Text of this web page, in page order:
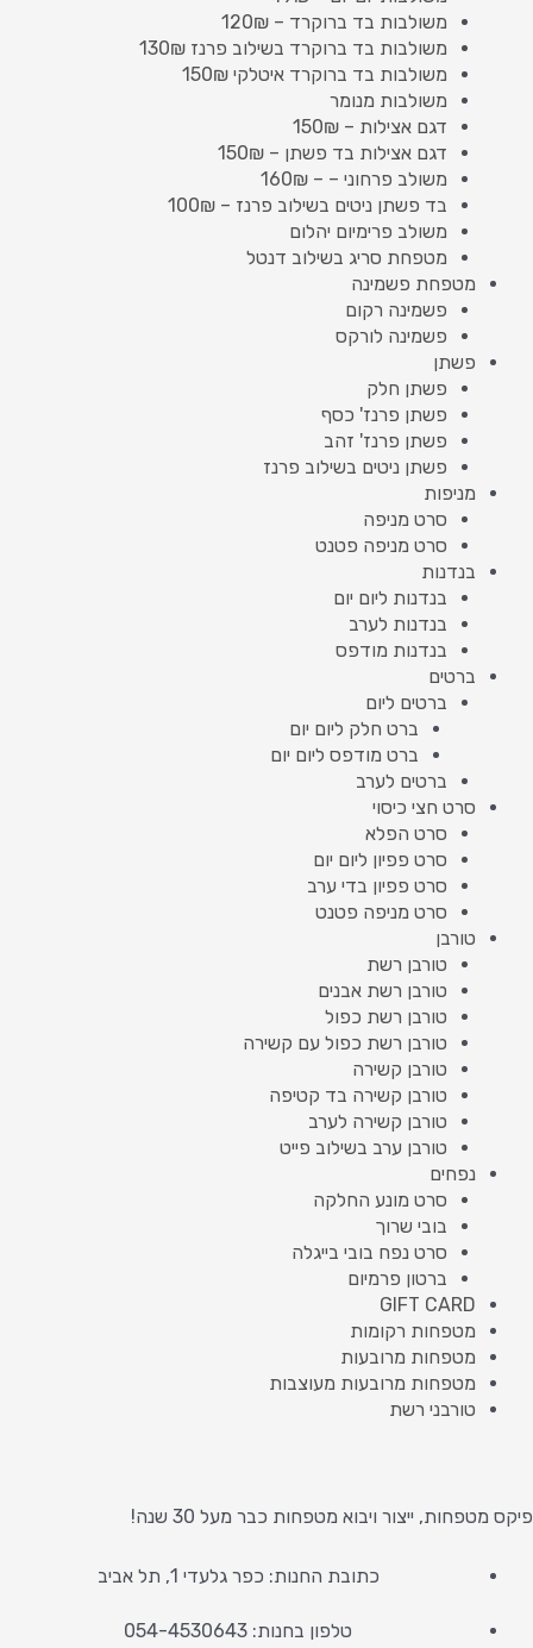
משולבות בד ברוקרד – 120₪
משולבות בד ברוקרד בשילוב פרנז 130₪
משולבות בד ברוקרד איטלקי 150₪
משולבות מנומר
דגם אצילות – 150₪
דגם אצילות בד פשתן – 150₪
משולב פרחוני – – 160₪
בד פשתן ניטים בשילוב פרנז – 100₪
משולב פרימיום יהלום
מטפחת סריג בשילוב דנטל
מטפחת פשמינה
פשמינה רקום
פשמינה לורקס
פשתן
פשתן חלק
פשתן פרנז' כסף
פשתן פרנז' זהב
פשתן ניטים בשילוב פרנז
מניפות
סרט מניפה
סרט מניפה פטנט
בנדנות
בנדנות ליום יום
בנדנות לערב
בנדנות מודפס
ברטים
ברטים ליום
ברט חלק ליום יום
ברט מודפס ליום יום
ברטים לערב
סרט חצי כיסוי
סרט הפלא
סרט פפיון ליום יום
סרט פפיון בדי ערב
סרט מניפה פטנט
טורבן
טורבן רשת
טורבן רשת אבנים
טורבן רשת כפול
טורבן רשת כפול עם קשירה
טורבן קשירה
טורבן קשירה בד קטיפה
טורבן קשירה לערב
טורבן ערב בשילוב פייט
נפחים
סרט מונע החלקה
בובי שרוך
סרט נפח בובי בייגלה
ברטון פרמיום
GIFT CARD
מטפחות רקומות
מטפחות מרובעות
מטפחות מרובעות מעוצבות
טורבני רשת
פיקס מטפחות, ייצור ויבוא מטפחות כבר מעל 30 שנה!
כתובת החנות: כפר גלעדי 1, תל אביב
טלפון בחנות: 054-4530643